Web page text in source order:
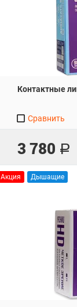
Контактные
3 780 Р
Сравнить
Акция Дышащие